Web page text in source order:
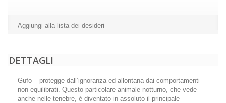
Aggiungi alla lista dei desideri
DETTAGLI
Gufo – protegge dall’ignoranza ed allontana dai comportamenti
non equilibrati. Questo particolare animale notturno, che vede
anche nelle tenebre, è diventato in assoluto il principale